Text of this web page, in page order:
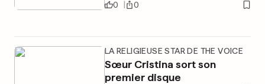
0 0
LA RELIGIEUSE STAR DE THE VOICE
Sœur Cristina sort son
premier disque